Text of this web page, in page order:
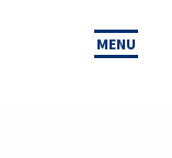
MENU